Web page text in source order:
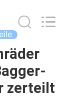
zerteilt